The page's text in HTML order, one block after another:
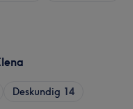
Deskundig 14